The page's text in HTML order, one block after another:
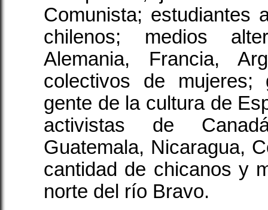
Comunista; estudiantes
chilenos; medios
Alemania, Francia,
colectivos de
gente de la cultura de
activistas de
Guatemala, Nicaragua,
cantidad de chicanos y
norte del río Bravo.